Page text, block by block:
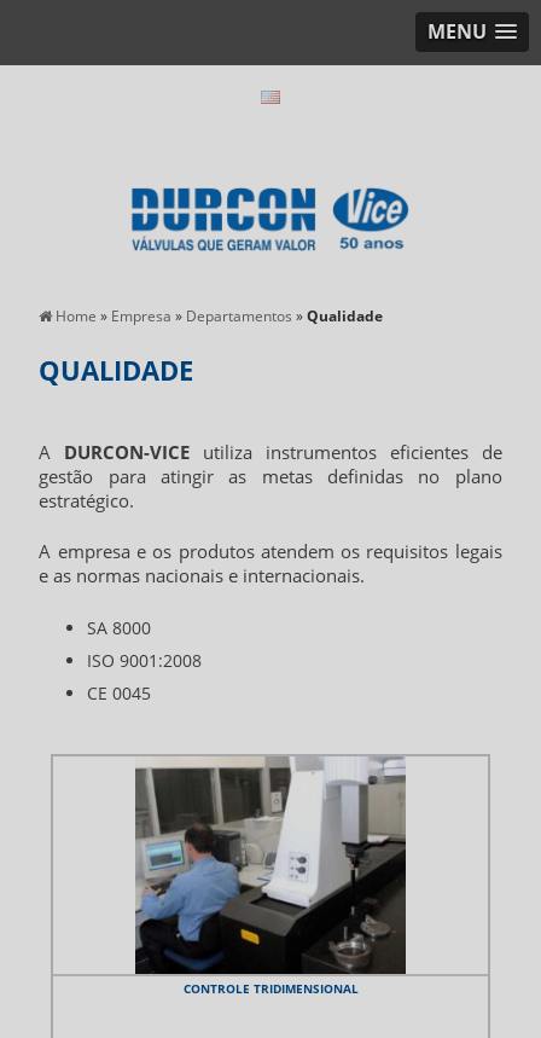
MENU
Home » Empresa» Departamentos»Qualidade
QUALIDADE
A DURCON-VICE utiliza instrumentos eficientes de
gestão para atingir as metas definidas no plano
estratégico.
A empresa e os produtos atendem os requisitos legais
e as normas nacionais e internacionais.
SA 8000
ISO 9001:2008
CE 0045
CONTROLE TRIDIMENSIONAL